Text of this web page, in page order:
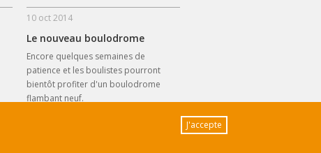
10 oct 2014
Le nouveau boulodrome
Encore quelques semaines de
patience et les boulistes pourront
bientôt profiter d'un boulodrome
flambant neuf.
J'accepte